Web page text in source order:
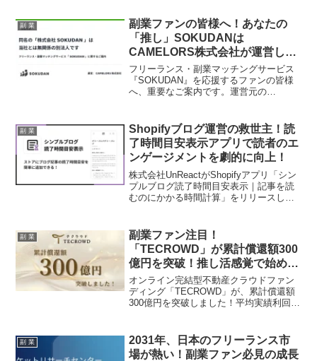
副 業
副業ファンの皆様へ！あなたの
「推し」SOKUDANは
CAMELORS株式会社が運営して
います！
フリーランス・副業マッチングサービス
『SOKUDAN』を応援するファンの皆様
へ、重要なご案内です。運営元の
式発表がありました。
副 業
Shopifyブログ運営の救世主！読
了時間目安表示アプリで読者のエ
ンゲージメントを劇的に向上！
株式会社UnReactがShopifyアプリ「シン
プルブログ読了時間目安表示｜記事を読
むのにかかる時間計算」をリリースしま
者の滞在時間と記事体験を向上させま
す。ノーコードで簡単に導入・カスタマ
イズが可能で、副業でShopifyブログを運
営する方にもぴったりのツールです。
副 業
副業ファン注目！
「TECROWD」が累計償還額300
億円を突破！推し活感覚で始める
不動産投資の魅力とは？
オンライン完結型不動産クラウドファン
ディング「TECROWD」が、累計償還額
300億円を突破しました！平均実績利回り
「TECROWD」の魅力を深掘りします。
副 業
2031年、日本のフリーランス市
場が熱い！副業ファン必見の成長